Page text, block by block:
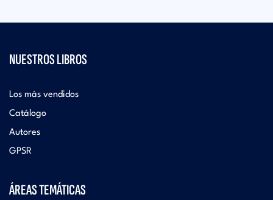
NUESTROS LIBROS
Los más vendidos
Catálogo
Autores
GPSR
ÁREAS TEMÁTICAS